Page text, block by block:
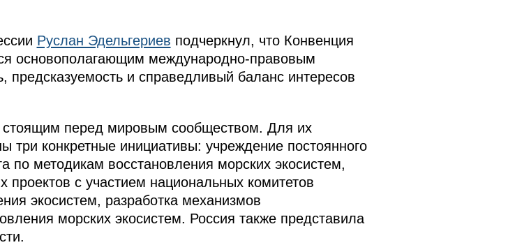
Руслан Эдельгериев подчеркнул, что Конвенция
основополагающим международно-правовым
предсказуемость и справедливый баланс интересов
перед мировым сообществом. Для их
три конкретные инициативы: учреждение постоянного
по методикам восстановления морских экосистем,
с участием национальных комитетов
экосистем, разработка механизмов
морских экосистем. Россия также представила